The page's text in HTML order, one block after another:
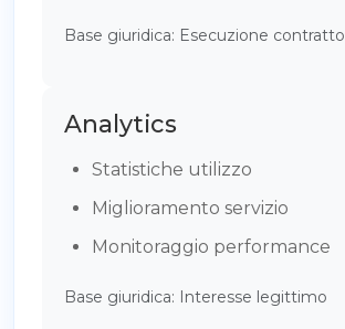
Base giuridica: Esecuzione contratto
Analytics
Statistiche utilizzo
Miglioramento servizio
Monitoraggio performance
Base giuridica: Interesse legittimo